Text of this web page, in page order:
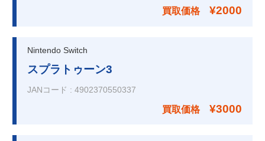
買取価格 ¥2000
Nintendo Switch
スプラトゥーン3
JANコード : 4902370550337
買取価格 ¥3000